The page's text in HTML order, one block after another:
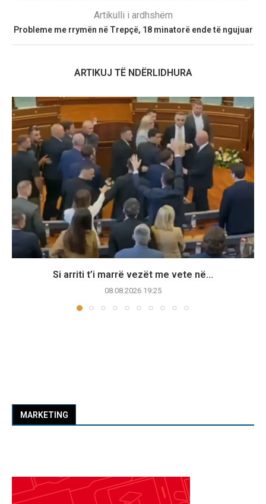
Artikulli i ardhshëm
Probleme me rrymën në Trepçë, 18 minatorë ende të ngujuar
ARTIKUJ TË NDËRLIDHURA
Si arriti t’i marrë vezët me vete në...
08.08.2026 19:25
MARKETING